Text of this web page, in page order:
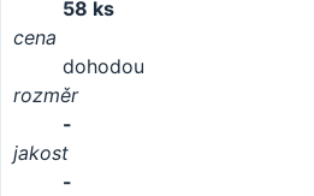
58 ks
cena
dohodou
rozměr
-
jakost
-